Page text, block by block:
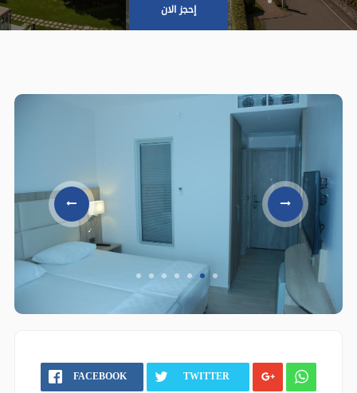
إحجز الان
FACEBOOK TWITTER